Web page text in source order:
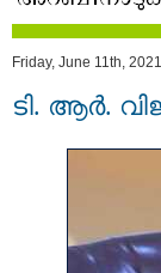
Friday, June 11th, 2021
ടി. ആർ.